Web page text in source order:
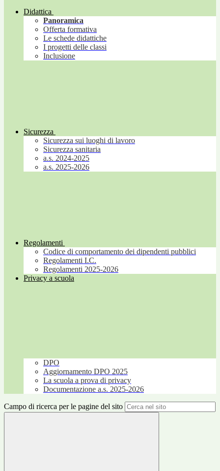
Didattica
Panoramica
Offerta formativa
Le schede didattiche
I progetti delle classi
Inclusione
Sicurezza
Sicurezza sui luoghi di lavoro
Sicurezza sanitaria
a.s. 2024-2025
a.s. 2025-2026
Regolamenti
Codice di comportamento dei dipendenti pubblici
Regolamenti I.C.
Regolamenti 2025-2026
Privacy a scuola
DPO
Aggiornamento DPO 2025
La scuola a prova di privacy
Documentazione a.s. 2025-2026
Campo di ricerca per le pagine del sito